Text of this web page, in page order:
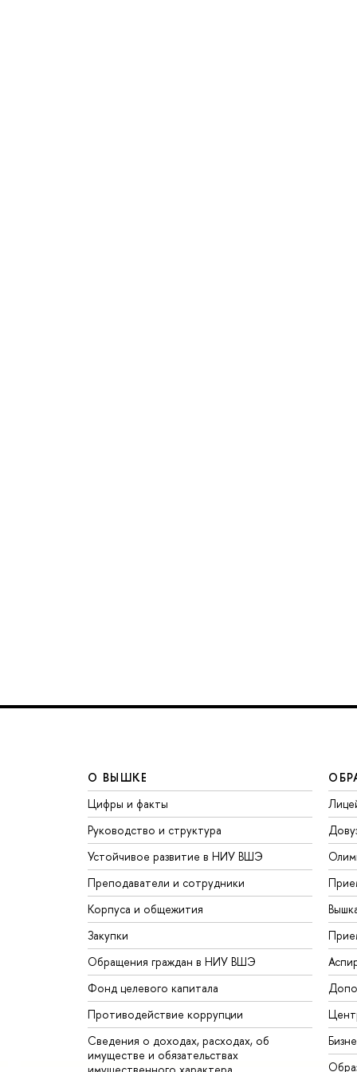
О ВЫШКЕ
Цифры и факты
Руководство и структура
Устойчивое развитие в НИУ ВШЭ
Преподаватели и сотрудники
Корпуса и общежития
Закупки
Обращения граждан в НИУ ВШЭ
Фонд целевого капитала
Противодействие коррупции
Сведения о доходах, расходах, об
имуществе и обязательствах